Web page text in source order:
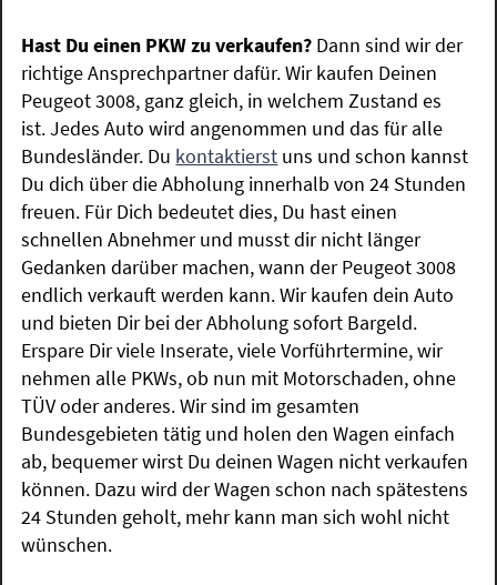
Hast Du einen PKW zu verkaufen? Dann sind wir der
richtige Ansprechpartner dafür. Wir kaufen Deinen
Peugeot 3008, ganz gleich, in welchem Zustand es
ist. Jedes Auto wird angenommen und das für alle
Bundesländer. Du kontaktierst uns und schon kannst
Du dich über die Abholung innerhalb von 24 Stunden
freuen. Für Dich bedeutet dies, Du hast einen
schnellen Abnehmer und musst dir nicht länger
Gedanken darüber machen, wann der Peugeot 3008
endlich verkauft werden kann. Wir kaufen dein Auto
und bieten Dir bei der Abholung sofort Bargeld.
Erspare Dir viele Inserate, viele Vorführtermine, wir
nehmen alle PKWs, ob nun mit Motorschaden, ohne
TÜV oder anderes. Wir sind im gesamten
Bundesgebieten tätig und holen den Wagen einfach
ab, bequemer wirst Du deinen Wagen nicht verkaufen
können. Dazu wird der Wagen schon nach spätestens
24 Stunden geholt, mehr kann man sich wohl nicht
wünschen.